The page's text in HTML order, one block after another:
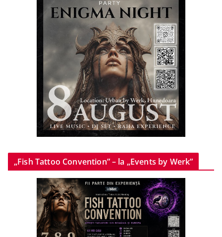
„Fish Tattoo Convention” – la „Events by Werk”